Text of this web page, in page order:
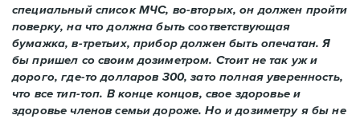
специальный список МЧС, во-вторых, он должен пройти
поверку, на что должна быть соответствующая
бумажка, в-третьих, прибор должен быть опечатан. Я
бы пришел со своим дозиметром. Стоит не так уж и
дорого, где-то долларов 300, зато полная уверенность,
что все тип-топ. В конце концов, свое здоровье и
здоровье членов семьи дороже. Но и дозиметру я бы не